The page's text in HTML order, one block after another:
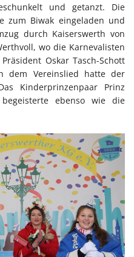
und getanzt. Die
zum Biwak eingeladen und
durch Kaiserswerth von
wo die Karnevalisten
Oskar Tasch-Schott
dem Vereinslied hatte der
Kinderprinzenpaar Prinz
ebenso wie die